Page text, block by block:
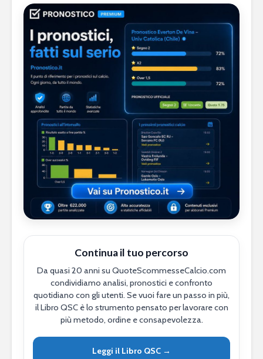
Continua il tuo percorso
Da quasi 20 anni su QuoteScommesseCalcio.com
condividiamo analisi, pronostici e confronto
quotidiano con gli utenti. Se vuoi fare un passo in più,
il Libro QSC è lo strumento pensato per lavorare con
più metodo, ordine e consapevolezza.
Leggi il Libro QSC →